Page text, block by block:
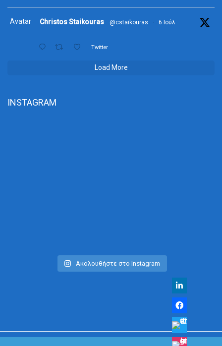
Avatar Christos Staikouras @cstaikouras · 6 Ιούλ
Twitter
Load More
INSTAGRAM
Ακολουθήστε στο Instagram